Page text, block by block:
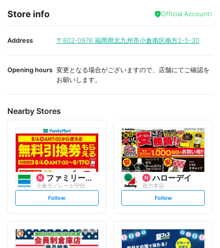
i
t
a
i
t
Store info Official Account
Address 〒802-0976 福岡県北九州市小倉南区南方2-5-30
Opening hours 変更となる場合がございますので、店舗にてご確認を
お願いします。
Nearby Stores
ファミリーマート
小倉モノレール守恒
s
l
o
w
Follow
ハローデイ
徳力本店
s
l
o
w
Follow